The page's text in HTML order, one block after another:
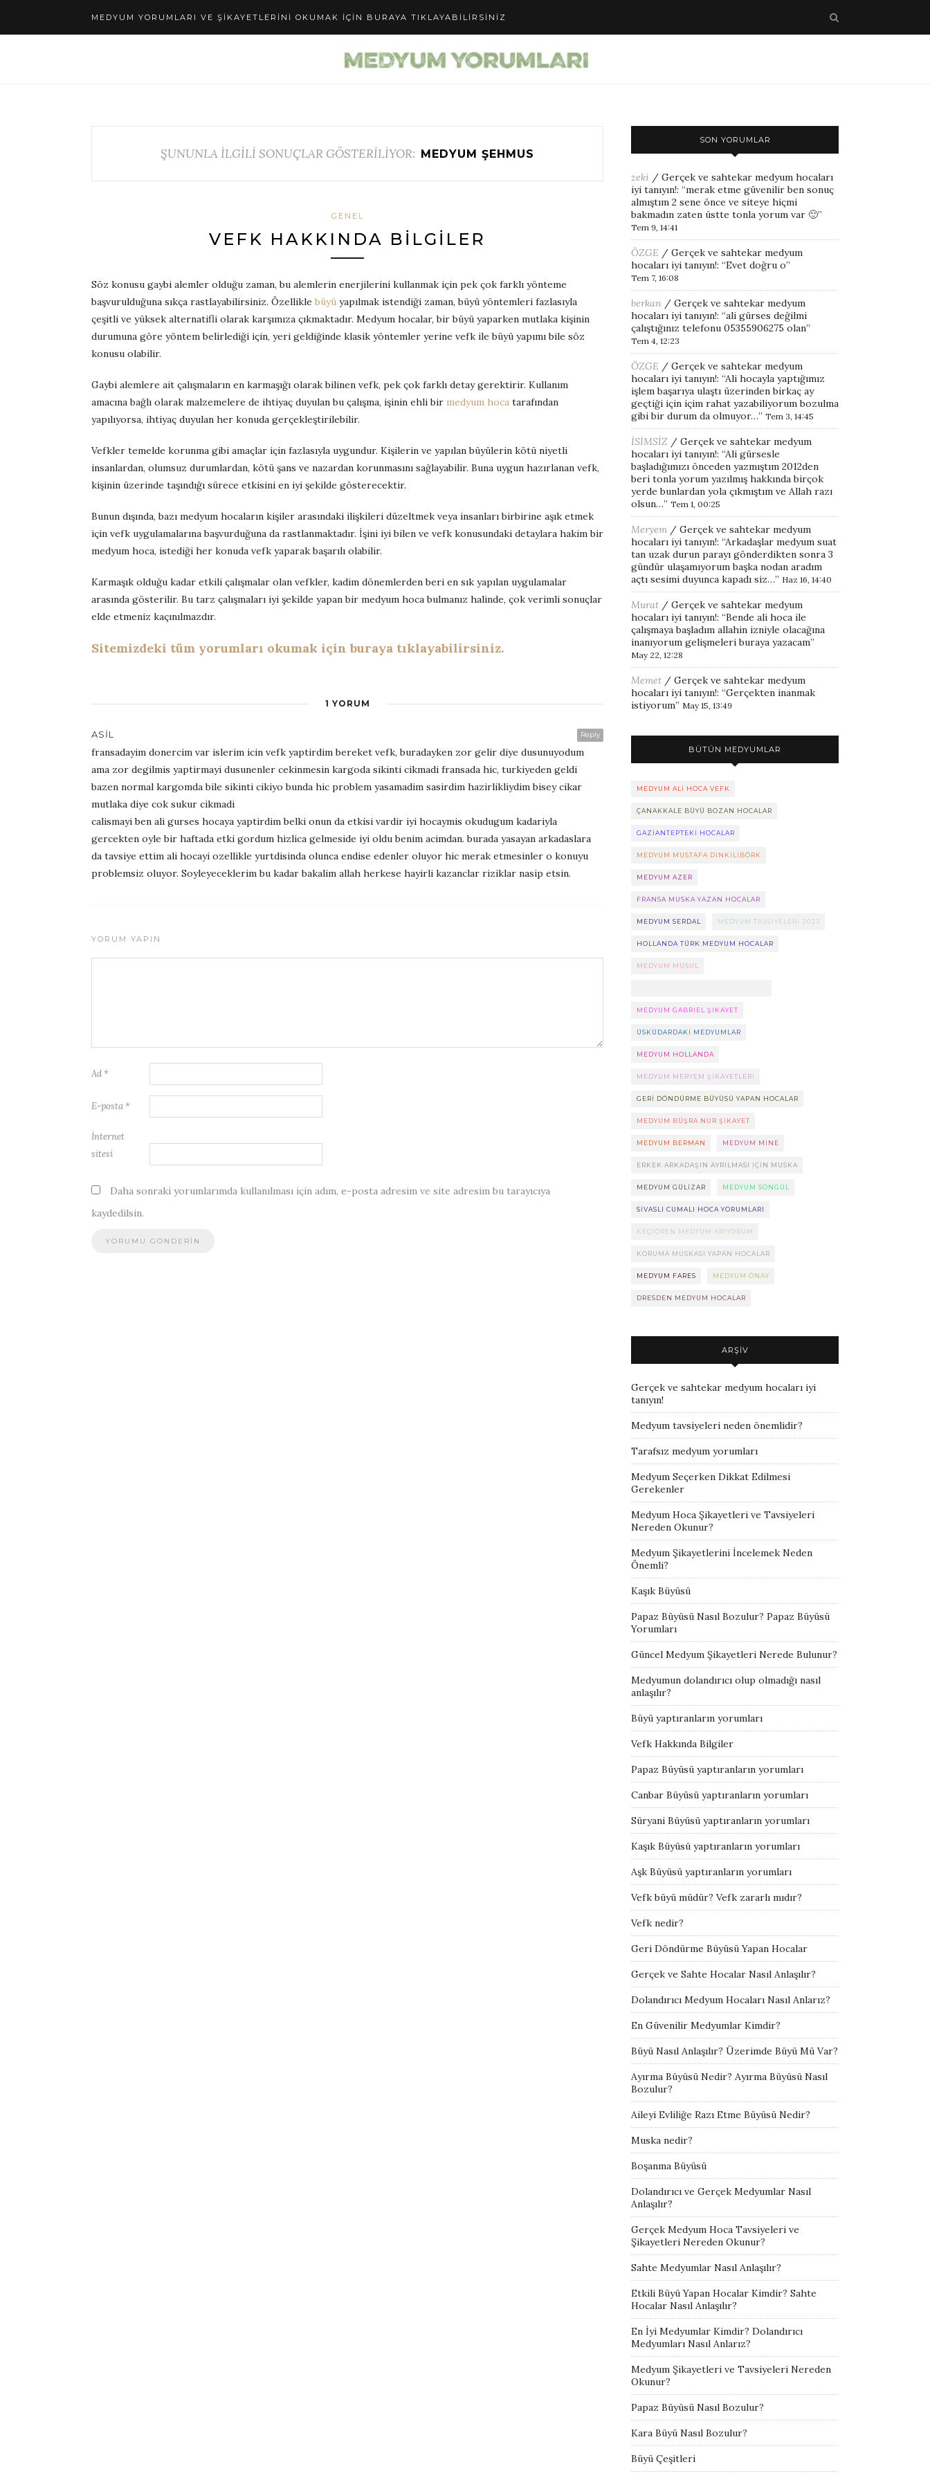
MEDYUM YORUMLARI VE ŞIKAYETLERINI OKUMAK IÇIN BURAYA TIKLAYABILIRSINIZ
ŞUNUNLA İLGİLİ SONUÇLAR GÖSTERİLİYOR: MEDYUM ŞEHMUS
GENEL
VEFK HAKKINDA BILGILER
Söz konusu gaybi alemler olduğu zaman, bu alemlerin enerjilerini kullanmak için pek çok farklı yönteme
başvurulduğuna sıkça rastlayabilirsiniz. Özellikle büyü yapılmak istendiği zaman, büyü yöntemleri fazlasıyla
çeşitli ve yüksek alternatifli olarak karşımıza çıkmaktadır. Medyum hocalar, bir büyü yaparken mutlaka kişinin
durumuna göre yöntem belirlediği için, yeri geldiğinde klasik yöntemler yerine vefk ile büyü yapımı bile söz
konusu olabilir.
Gaybi alemlere ait çalışmaların en karmaşığı olarak bilinen vefk, pek çok farklı detay gerektirir. Kullanım
amacına bağlı olarak malzemelere de ihtiyaç duyulan bu çalışma, işinin ehli bir medyum hoca tarafından
yapılıyorsa, ihtiyaç duyulan her konuda gerçekleştirilebilir.
Vefkler temelde korunma gibi amaçlar için fazlasıyla uygundur. Kişilerin ve yapılan büyülerin kötü niyetli
insanlardan, olumsuz durumlardan, kötü şans ve nazardan korunmasını sağlayabilir. Buna uygun hazırlanan vefk,
kişinin üzerinde taşındığı sürece etkisini en iyi şekilde gösterecektir.
Bunun dışında, bazı medyum hocaların kişiler arasındaki ilişkileri düzeltmek veya insanları birbirine aşık etmek
için vefk uygulamalarına başvurduğuna da rastlanmaktadır. İşini iyi bilen ve vefk konusundaki detaylara hakim bir
medyum hoca, istediği her konuda vefk yaparak başarılı olabilir.
Karmaşık olduğu kadar etkili çalışmalar olan vefkler, kadim dönemlerden beri en sık yapılan uygulamalar
arasında gösterilir. Bu tarz çalışmaları iyi şekilde yapan bir medyum hoca bulmanız halinde, çok verimli sonuçlar
elde etmeniz kaçınılmazdır.
Sitemizdeki tüm yorumları okumak için buraya tıklayabilirsiniz.
1 YORUM
Reply
ASIL
fransadayim donercim var islerim icin vefk yaptirdim bereket vefk, buradayken zor gelir diye dusunuyodum
ama zor degilmis yaptirmayi dusunenler cekinmesin kargoda sikinti cikmadi fransada hic, turkiyeden geldi
bazen normal kargomda bile sikinti cikiyo bunda hic problem yasamadim sasirdim hazirlikliydim bisey cikar
mutlaka diye cok sukur cikmadi
calismayi ben ali gurses hocaya yaptirdim belki onun da etkisi vardir iyi hocaymis okudugum kadariyla
gercekten oyle bir haftada etki gordum hizlica gelmeside iyi oldu benim acimdan. burada yasayan arkadaslara
da tavsiye ettim ali hocayi ozellikle yurtdisinda olunca endise edenler oluyor hic merak etmesinler o konuyu
problemsiz oluyor. Soyleyeceklerim bu kadar bakalim allah herkese hayirli kazanclar riziklar nasip etsin.
YORUM YAPIN
Ad *
E-posta *
İnternet
sitesi
Daha sonraki yorumlarımda kullanılması için adım, e-posta adresim ve site adresim bu tarayıcıya
kaydedilsin.
SON YORUMLAR
zeki / Gerçek ve sahtekar medyum hocaları
iyi tanıyın!: “merak etme güvenilir ben sonuç
almıştım 2 sene önce ve siteye hiçmi
bakmadın zaten üstte tonla yorum var 🙂”
Tem 9, 14:41
ÖZGE / Gerçek ve sahtekar medyum
hocaları iyi tanıyın!: “Evet doğru o”
Tem 7, 16:08
berkan / Gerçek ve sahtekar medyum
hocaları iyi tanıyın!: “ali gürses değilmi
çalıştığınız telefonu 05355906275 olan”
Tem 4, 12:23
ÖZGE / Gerçek ve sahtekar medyum
hocaları iyi tanıyın!: “Ali hocayla yaptığımız
işlem başarıya ulaştı üzerinden birkaç ay
geçtiği için içim rahat yazabiliyorum bozulma
gibi bir durum da olmuyor…” Tem 3, 14:45
İSİMSİZ / Gerçek ve sahtekar medyum
hocaları iyi tanıyın!: “Ali gürsesle
başladığımızı önceden yazmıştım 2012den
beri tonla yorum yazılmış hakkında birçok
yerde bunlardan yola çıkmıştım ve Allah razı
olsun…” Tem 1, 00:25
Meryem / Gerçek ve sahtekar medyum
hocaları iyi tanıyın!: “Arkadaşlar medyum suat
tan uzak durun parayı gönderdikten sonra 3
gündür ulaşamıyorum başka nodan aradım
açtı sesimi duyunca kapadı siz…” Haz 16, 14:40
Murat / Gerçek ve sahtekar medyum
hocaları iyi tanıyın!: “Bende ali hoca ile
çalışmaya başladım allahin izniyle olacağına
inanıyorum gelişmeleri buraya yazacam”
May 22, 12:28
Memet / Gerçek ve sahtekar medyum
hocaları iyi tanıyın!: “Gerçekten inanmak
istiyorum” May 15, 13:49
BÜTÜN MEDYUMLAR
MEDYUM ALI HOCA VEFK
ÇANAKKALE BÜYÜ BOZAN HOCALAR
GAZIANTEPTEKI HOCALAR
MEDYUM MUSTAFA DINKILIBÖRK
MEDYUM AZER
FRANSA MUSKA YAZAN HOCALAR
MEDYUM SERDAL MEDYUM TAVSIYELERI 2023
HOLLANDA TÜRK MEDYUM HOCALAR
MEDYUM MUSUL
MEDYUM GABRIEL ŞIKAYET
ÜSKÜDARDAKI MEDYUMLAR
MEDYUM HOLLANDA
MEDYUM MERYEM ŞIKAYETLERI
GERI DÖNDÜRME BÜYÜSÜ YAPAN HOCALAR
MEDYUM BÜŞRA NUR ŞIKAYET
MEDYUM BERMAN MEDYUM MINE
ERKEK ARKADAŞIN AYRILMASI IÇIN MUSKA
MEDYUM GÜLIZAR MEDYUM SONGÜL
SIVASLI CUMALI HOCA YORUMLARI
KEÇIÖREN MEDYUM ARIYORUM
KORUMA MUSKASI YAPAN HOCALAR
MEDYUM FARES MEDYUM ÖNAY
DRESDEN MEDYUM HOCALAR
ARŞIV
Gerçek ve sahtekar medyum hocaları iyi
tanıyın!
Medyum tavsiyeleri neden önemlidir?
Tarafsız medyum yorumları
Medyum Seçerken Dikkat Edilmesi
Gerekenler
Medyum Hoca Şikayetleri ve Tavsiyeleri
Nereden Okunur?
Medyum Şikayetlerini İncelemek Neden
Önemli?
Kaşık Büyüsü
Papaz Büyüsü Nasıl Bozulur? Papaz Büyüsü
Yorumları
Güncel Medyum Şikayetleri Nerede Bulunur?
Medyumun dolandırıcı olup olmadığı nasıl
anlaşılır?
Büyü yaptıranların yorumları
Vefk Hakkında Bilgiler
Papaz Büyüsü yaptıranların yorumları
Canbar Büyüsü yaptıranların yorumları
Süryani Büyüsü yaptıranların yorumları
Kaşık Büyüsü yaptıranların yorumları
Aşk Büyüsü yaptıranların yorumları
Vefk büyü müdür? Vefk zararlı mıdır?
Vefk nedir?
Geri Döndürme Büyüsü Yapan Hocalar
Gerçek ve Sahte Hocalar Nasıl Anlaşılır?
Dolandırıcı Medyum Hocaları Nasıl Anlarız?
En Güvenilir Medyumlar Kimdir?
Büyü Nasıl Anlaşılır? Üzerimde Büyü Mü Var?
Ayırma Büyüsü Nedir? Ayırma Büyüsü Nasıl
Bozulur?
Aileyi Evliliğe Razı Etme Büyüsü Nedir?
Muska nedir?
Boşanma Büyüsü
Dolandırıcı ve Gerçek Medyumlar Nasıl
Anlaşılır?
Gerçek Medyum Hoca Tavsiyeleri ve
Şikayetleri Nereden Okunur?
Sahte Medyumlar Nasıl Anlaşılır?
Etkili Büyü Yapan Hocalar Kimdir? Sahte
Hocalar Nasıl Anlaşılır?
En İyi Medyumlar Kimdir? Dolandırıcı
Medyumları Nasıl Anlarız?
Medyum Şikayetleri ve Tavsiyeleri Nereden
Okunur?
Papaz Büyüsü Nasıl Bozulur?
Kara Büyü Nasıl Bozulur?
Büyü Çeşitleri